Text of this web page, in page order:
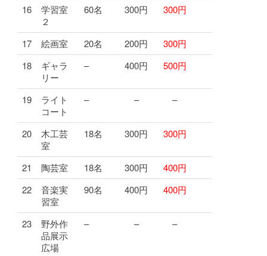
16
学習室
２
60名 300円 300円
17 絵画室 20名 200円
300円
18
ギャラ
リー
– 400円 500円
19
ライト
コート
– – –
20
木工芸
室
18名 300円 300円
21 陶芸室 18名 300円
400円
22
音楽実
習室
90名 400円 400円
23
野外作
品展示
広場
– – –